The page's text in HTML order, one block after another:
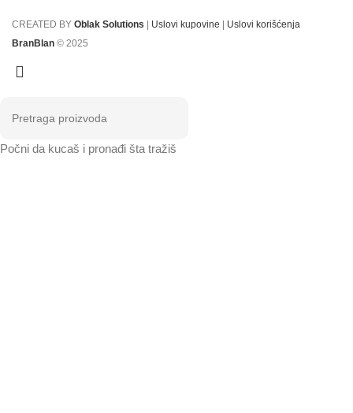
CREATED BY Oblak Solutions Uslovi kupovine
Uslovi korišćenja
BranBlan © 2025
Počni da kucaš i pronađi šta tražiš